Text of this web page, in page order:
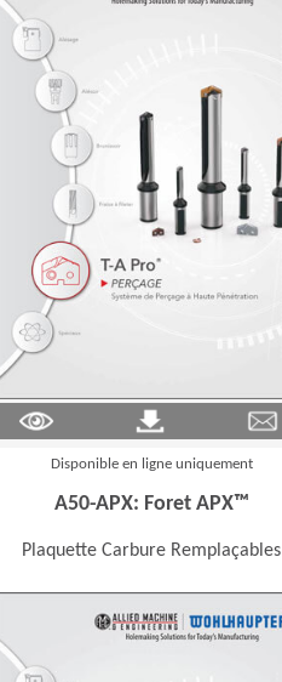
(Opens in a new window)
Disponible en ligne uniquement
A50-APX: Foret APX™
Plaquette Carbure Remplaçables